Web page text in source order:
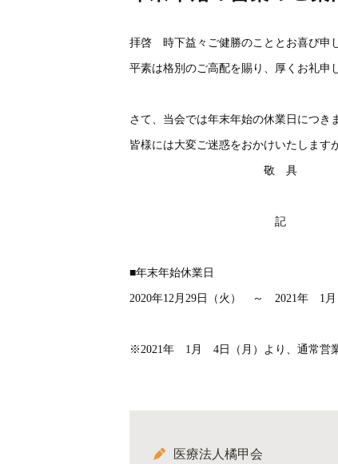
拝啓 時下益々ご健勝のこととお喜び申
平素は格別のご高配を賜り、厚くお礼申
さて、当会では年末年始の休業日につき
皆様には大変ご迷惑をおかけいたします
敬 具
記
■年末年始休業日
2020年12月29日（火） ～ 2021年 1月
※2021年 1月 4日（月）より、通常営業
医療法人橘甲会